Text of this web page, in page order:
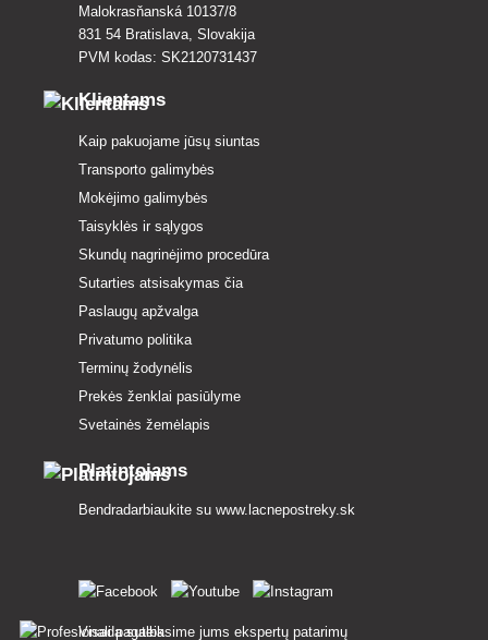
Malokrasňanská 10137/8
831 54 Bratislava, Slovakija
PVM kodas: SK2120731437
Klientams
Kaip pakuojame jūsų siuntas
Transporto galimybės
Mokėjimo galimybės
Taisyklės ir sąlygos
Skundų nagrinėjimo procedūra
Sutarties atsisakymas čia
Paslaugų apžvalga
Privatumo politika
Terminų žodynėlis
Prekės ženklai pasiūlyme
Svetainės žemėlapis
Platintojams
Bendradarbiaukite su www.lacnepostreky.sk
Visada suteiksime jums ekspertų patarimų